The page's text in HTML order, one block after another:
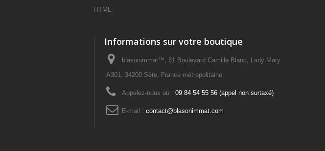
HTML
Informations sur votre boutique
blasonimmat™, 51 Boulevard Camille Blanc, Lady Mary
A301, 34200 Sète, France métropolitaine
Appelez-nous au : 09 84 54 55 56 (appel non surtaxé)
E-mail : contact@blasonimmat.com